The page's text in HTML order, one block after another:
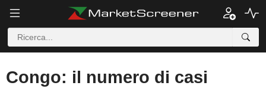
Congo: il numero di casi